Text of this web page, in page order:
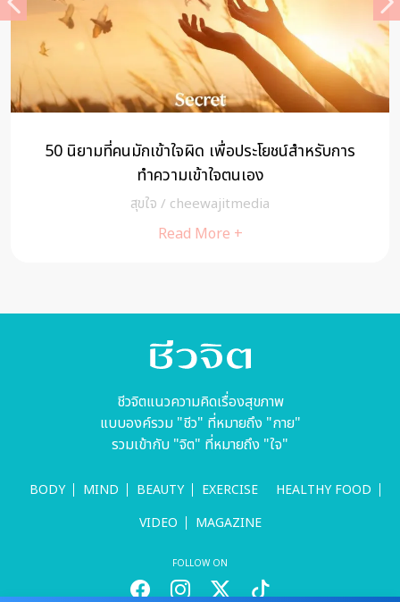
50 นิยามที่คนมักเข้าใจผิด เพื่อประโยชน์สำหรับการ
ทำความเข้าใจตนเอง
สุขใจ / cheewajitmedia
Read More +
ชีวจิตแนวความคิดเรื่องสุขภาพ
แบบองค์รวม "ชีว" ที่หมายถึง "กาย"
รวมเข้ากับ "จิต" ที่หมายถึง "ใจ"
BODY MIND BEAUTY EXERCISE
HEALTHY FOOD
VIDEO
MAGAZINE
FOLLOW ON